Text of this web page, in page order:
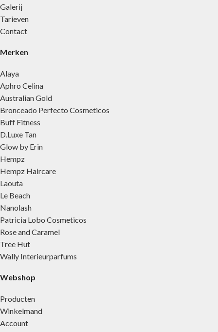
Galerij
Tarieven
Contact
Merken
Alaya
Aphro Celina
Australian Gold
Bronceado Perfecto Cosmeticos
Buff Fitness
D.Luxe Tan
Glow by Erin
Hempz
Hempz Haircare
Laouta
Le Beach
Nanolash
Patricia Lobo Cosmeticos
Rose and Caramel
Tree Hut
Wally Interieurparfums
Webshop
Producten
Winkelmand
Account